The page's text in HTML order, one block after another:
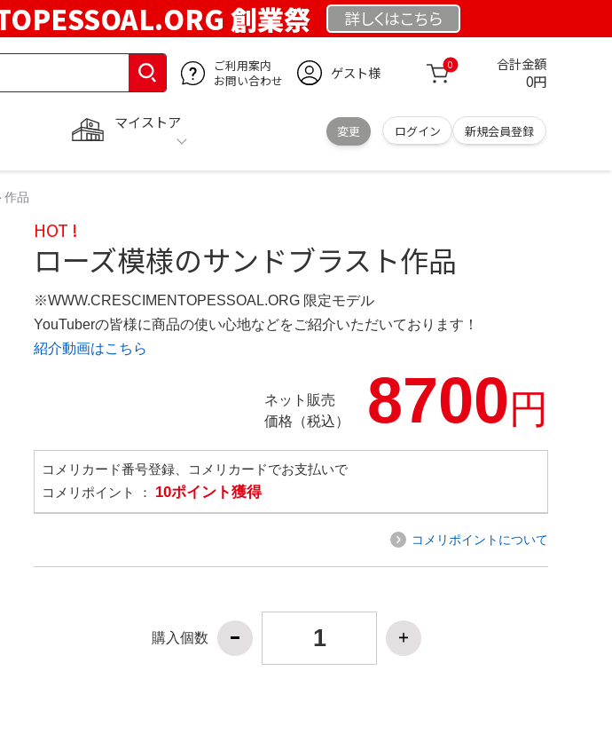
創業祭 詳しくはこちら
ご利用案内
お問い合わせ
ゲスト様 0 合計金額
0円
マイストア
変更 ログイン 新規会員登録
作品
HOT !
ローズ模様のサンドブラスト作品
※WWW.CRESCIMENTOPESSOAL.ORG 限定モデル
YouTuberの皆様に商品の使い心地などをご紹介いただいております！
紹介動画はこちら
ネット販売
価格（税込）
8700円
コメリカード番号登録、コメリカードでお支払いで
コメリポイント ： 10ポイント獲得
コメリポイントについて
購入個数